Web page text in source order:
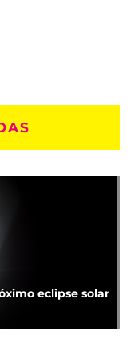
eclipse solar